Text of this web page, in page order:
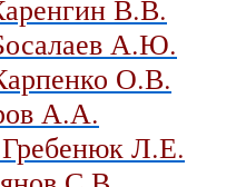
В.В.
А.Ю.
О.В.
А.А.
Л.Е.